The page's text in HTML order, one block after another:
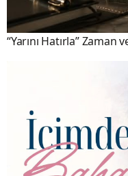
“Yarını Hatırla”